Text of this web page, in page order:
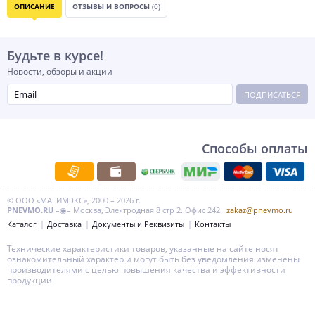
ОПИСАНИЕ ОТЗЫВЫ И ВОПРОСЫ (0)
Будьте в курсе!
Новости, обзоры и акции
ПОДПИСАТЬСЯ
Способы оплаты
© ООО «МАГИМЭКС», 2000 – 2026 г.
PNEVMO.RU –◉– Москва, Электродная 8 стр 2. Офис 242. zakaz@pnevmo.ru
Каталог
Доставка Документы и Реквизиты Контакты
Технические характеристики товаров, указанные на сайте носят
ознакомительный характер и могут быть без уведомления изменены
производителями с целью повышения качества и эффективности
продукции.